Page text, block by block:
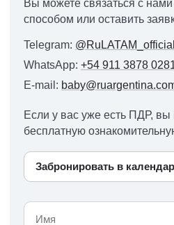
Вы можете связаться с
способом или оставить
Telegram: @RuLATAM_official
WhatsApp: +54 911 3878
E-mail:
Если у вас уже есть ПДР, вы
бесплатную
Забронировать в
Имя